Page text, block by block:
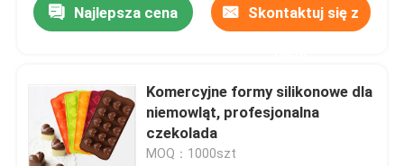
Najlepsza cena Skontaktuj się z
Komercyjne formy silikonowe dla
niemowląt, profesjonalna
czekolada
MOQ：1000szt